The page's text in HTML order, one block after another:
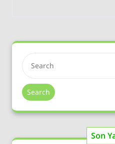
Search
Son